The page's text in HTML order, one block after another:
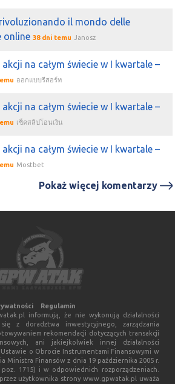
il mondo delle
online 38 dni temu Janosz
na całym świecie w I kwartale –
ออกแบบรีสอร์ท
na całym świecie w I kwartale –
เช็คสลิปโอนเงิน
na całym świecie w I kwartale –
Mostbet
Pokaż więcej komentarzy
Regulamin
informują, że nie wykonują działalności
się z doradztwa inwestycyjnego, zarządzania
rekomendacji dotyczących transakcji
ani jakiejkolwiek innej działalności
o Obrocie Instrumentami Finansowymi w
Ministra Finansów z dnia 19 października 2005 r.
1715) i w odpowiednich rozporządzeniach.
użytkownika strony www.gpwatak.pl uważa